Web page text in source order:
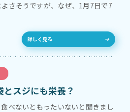
さそうですが、なぜ、1月7日で7
詳しく見る
スジにも栄養？
べないともったいないと聞きまし